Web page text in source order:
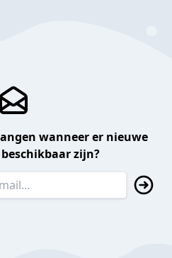
wanneer er nieuwe
zijn?